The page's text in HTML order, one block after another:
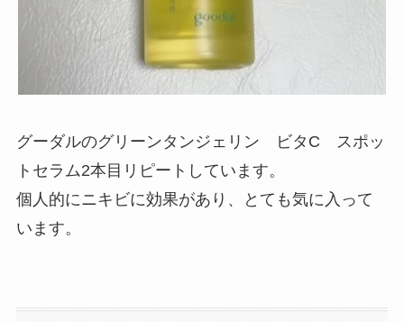
グーダルのグリーンタンジェリン ビタC スポッ
トセラム2本目リピートしています。
個人的にニキビに効果があり、とても気に入って
います。